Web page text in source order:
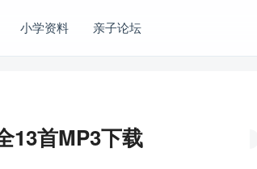
小学资料 亲子论坛
13首MP3下载